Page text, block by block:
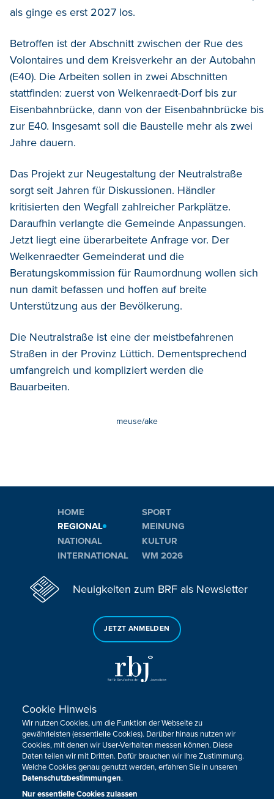
als ginge es erst 2027 los.
Betroffen ist der Abschnitt zwischen der Rue des
Volontaires und dem Kreisverkehr an der Autobahn
(E40). Die Arbeiten sollen in zwei Abschnitten
stattfinden: zuerst von Welkenraedt-Dorf bis zur
Eisenbahnbrücke, dann von der Eisenbahnbrücke bis
zur E40. Insgesamt soll die Baustelle mehr als zwei
Jahre dauern.
Das Projekt zur Neugestaltung der Neutralstraße
sorgt seit Jahren für Diskussionen. Händler
kritisierten den Wegfall zahlreicher Parkplätze.
Daraufhin verlangte die Gemeinde Anpassungen.
Jetzt liegt eine überarbeitete Anfrage vor. Der
Welkenraedter Gemeinderat und die
Beratungskommission für Raumordnung wollen sich
nun damit befassen und hoffen auf breite
Unterstützung aus der Bevölkerung.
Die Neutralstraße ist eine der meistbefahrenen
Straßen in der Provinz Lüttich. Dementsprechend
umfangreich und kompliziert werden die
Bauarbeiten.
meuse/ake
HOME
REGIONAL
NATIONAL
INTERNATIONAL
SPORT
MEINUNG
KULTUR
WM 2026
Neuigkeiten zum BRF als Newsletter
JETZT ANMELDEN
Sie haben noch Fragen oder Anmerkungen?
KONTAKTIEREN SIE UNS!
Impressum Datenschutz Kontakt
Barrierefreiheit
Cookie-Zustimmung anpassen
Design, Konzept & Programmierung:
Cookie Hinweis
Wir nutzen Cookies, um die Funktion der Webseite zu
gewährleisten (essentielle Cookies). Darüber hinaus nutzen wir
Cookies, mit denen wir User-Verhalten messen können. Diese
Daten teilen wir mit Dritten. Dafür brauchen wir Ihre Zustimmung.
Welche Cookies genau genutzt werden, erfahren Sie in unseren
Datenschutzbestimmungen.
Nur essentielle Cookies zulassen